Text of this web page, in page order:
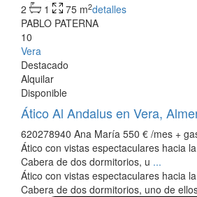
2 1 75 m2detalles
PABLO PATERNA
10
Vera
Destacado
Alquilar
Disponible
Ático Al Andalus en Vera,
620278940 Ana María 550 € /mes +
Ático con vistas espectaculares hacia
Cabera de dos dormitorios, u ...
Ático con vistas espectaculares hacia
Cabera de dos dormitorios, uno de